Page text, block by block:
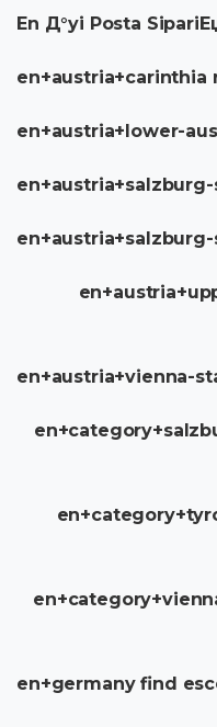
En Д°yi Posta
en+austria+carinthia
en+austria+lower-
en+austria+vienna-
en+germany find